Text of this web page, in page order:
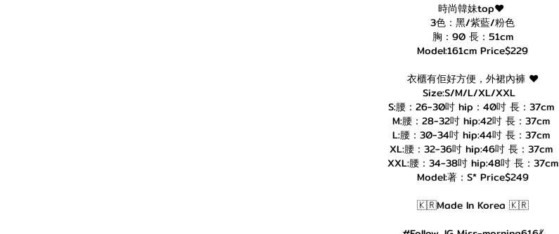
時尚韓妹top❤️
3色：黑/紫藍/粉色
胸：90 長：51cm
Model:161cm Price$229
衣櫃有佢好方便，外裙內褲 ❤️
Size:S/M/L/XL/XXL
S:腰：26-30吋 hip：40吋 長：37cm
M:腰：28-32吋 hip:42吋 長：37cm
L:腰：30-34吋 hip:44吋 長：37cm
XL:腰：32-36吋 hip:46吋 長：37cm
XXL:腰：34-38吋 hip:48吋 長：37cm
Model:著：S* Price$249
🇰🇷Made In Korea 🇰🇷